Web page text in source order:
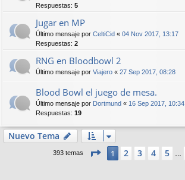
Respuestas: 5
Jugar en MP
Último mensaje por CeltiCid « 04 Nov 2017, 13:17
Respuestas: 2
RNG en Bloodbowl 2
Último mensaje por Viajero « 27 Sep 2017, 08:28
Blood Bowl el juego de mesa.
Último mensaje por Dortmund « 16 Sep 2017, 10:34
Respuestas: 19
Nuevo Tema
393 temas Página de 14
1 2 3 4 5